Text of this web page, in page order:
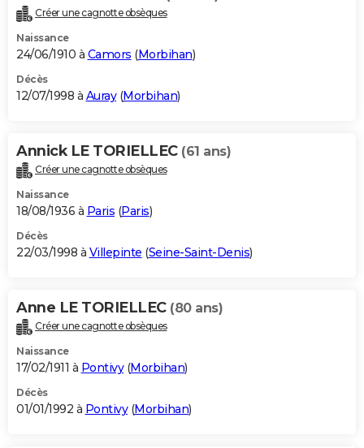
Créer une cagnotte obsèques
Naissance
24/06/1910 à Camors (Morbihan)
Décès
12/07/1998 à Auray(Morbihan)
Annick LE TORIELLEC (61 ans)
Créer une cagnotte obsèques
Naissance
18/08/1936 à Paris (Paris)
Décès
22/03/1998 à Villepinte (Seine-Saint-Denis)
Anne LE TORIELLEC (80 ans)
Créer une cagnotte obsèques
Naissance
17/02/1911 à Pontivy(Morbihan)
Décès
01/01/1992 à Pontivy(Morbihan)